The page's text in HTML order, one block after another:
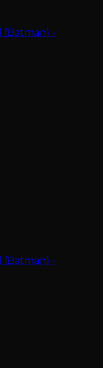
(Batman) -
(Batman) -